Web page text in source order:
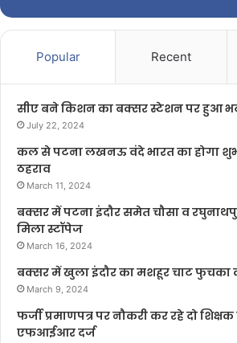
Popular Recent
सीए बने किशन का बक्सर स्टेशन पर हुआ
July 22, 2024
कल से पटना लखनऊ वंदे भारत का होगा
ठहराव
March 11, 2024
बक्सर में पटना इंदौर समेत चौसा व
मिला स्टॉपेज
March 16, 2024
बक्सर में खुला इंदौर का मशहूर चाट फुचका
March 9, 2024
फर्जी प्रमाणपत्र पर नौकरी कर रहे दो शिक्षक
एफआईआर दर्ज